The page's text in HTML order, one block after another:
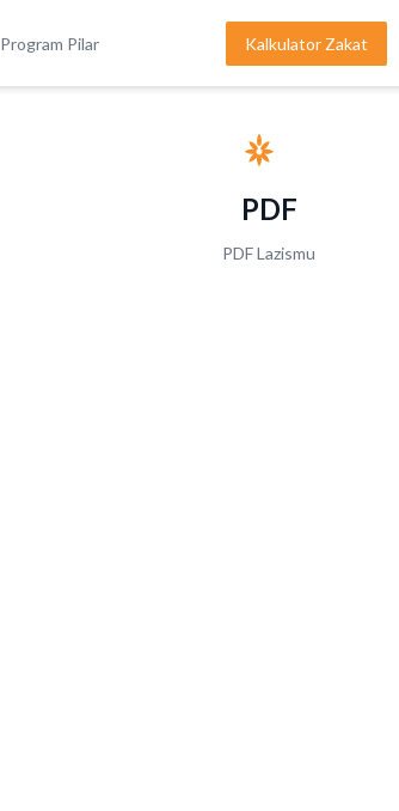
Program Pilar Kalkulator Zakat
PDF
PDF Lazismu